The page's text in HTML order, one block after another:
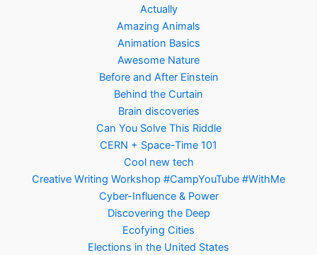
Actually
Amazing Animals
Animation Basics
Awesome Nature
Before and After Einstein
Behind the Curtain
Brain discoveries
Can You Solve This Riddle
CERN + Space-Time 101
Cool new tech
Creative Writing Workshop #CampYouTube #WithMe
Cyber-Influence & Power
Discovering the Deep
Ecofying Cities
Elections in the United States